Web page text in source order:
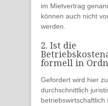
im Mietvertrag
können auch nicht
werden.
2. Ist die
formell in
Gefordert wird hier
durchschnittlich